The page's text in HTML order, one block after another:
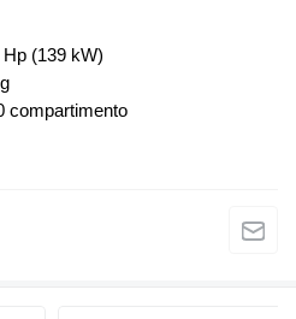
Hp (139 kW)
compartimento